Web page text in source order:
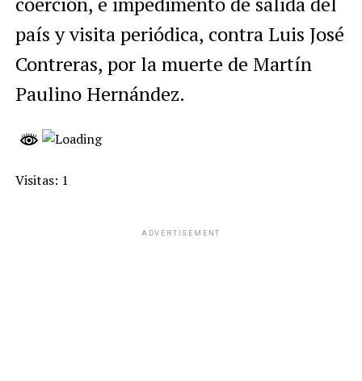
país y visita periódica, contra Luis José
Contreras, por la muerte de Martín
Paulino Hernández.
Visitas: 1
ADVERTISEMENT